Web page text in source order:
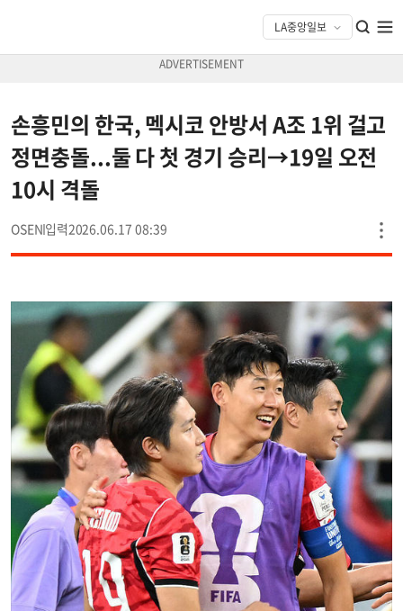
손흥민의 한국, 멕시코 안방서 A조 1위 걸고
정면충돌...둘 다 첫 경기 승리→19일 오전
10시 격돌
OSEN 2026.06.17 08:39